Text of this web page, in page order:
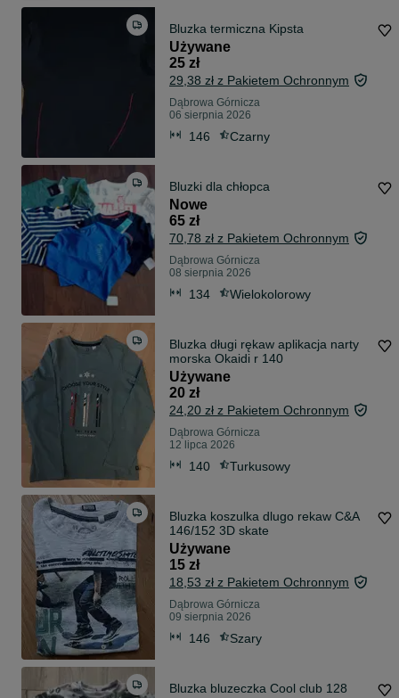
Bluzka termiczna Kipsta
Używane
25 zł
29,38 zł z Pakietem Ochronnym
Dąbrowa Górnicza
06 sierpnia 2026
146 Czarny
Bluzki dla chłopca
Nowe
65 zł
70,78 zł z Pakietem Ochronnym
Dąbrowa Górnicza
08 sierpnia 2026
134 Wielokolorowy
Bluzka długi rękaw aplikacja narty
morska Okaidi r 140
Używane
20 zł
24,20 zł z Pakietem Ochronnym
Dąbrowa Górnicza
12 lipca 2026
140 Turkusowy
Bluzka koszulka dlugo rekaw C&A
146/152 3D skate
Używane
15 zł
18,53 zł z Pakietem Ochronnym
Dąbrowa Górnicza
09 sierpnia 2026
146 Szary
Bluzka bluzeczka Cool club 128